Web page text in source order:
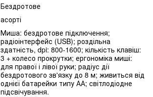
Бездротове
асорті
Миша: бездротове підключення;
радіоінтерфейс (USB); роздільна
здатність, dpi: 800-1600; кількість клавіш:
3 + колесо прокрутки; ергономіка миші:
для правої і лівої руки; радіус дії
бездротового зв'язку до 8 м; живиться від
однієї батарейки типу АА; світлодіодне
підсвічування.